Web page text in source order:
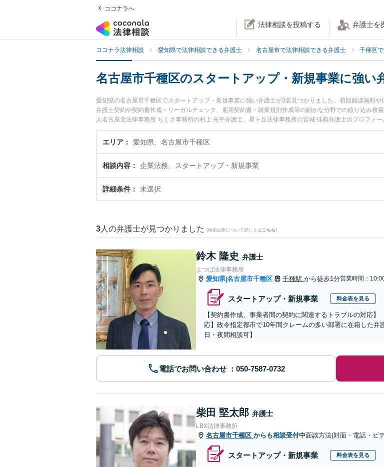
ココナラへ
法律相談を投稿する 弁護士を
ココナラ法律相談 愛知県で法律相談できる弁護士 名古屋市で法律相談できる弁護士 千種区
名古屋市千種区のスタートアップ・新規事業に強い
愛知県の名古屋市千種区でスタートアップ・新規事業に強い弁護士が3名見つかりました。初回面談無料
弁護士契約や契約書作成・リーガルチェック、雇用契約書・就業規則作成等の細かな分野での絞り込み検
人名古屋北法律事務所 ちくさ事務所の村上 光平弁護士、星ヶ丘法律事務所の宮城 佳典弁護士のプロフィ
で土日や夜間に発生したスタートアップ・新規事業のトラブルを今すぐに弁護士に相談したい』『スター
い』『初回相談無料でスタートアップ・新規事業を法律相談できる名古屋市千種区内の弁護士に相談予約
エリア 愛知県、名古屋市千種区
相談内容 企業法務、スタートアップ・新規事業
詳細条件 未選択
3 人の弁護士が見つかりました (検索結果について詳しくは こちら)
鈴木 隆史 弁護士
よつば法律事務所
愛知県|名古屋市千種区 千種駅 から徒歩1分営業時間：
スタートアップ・新規事業 料金表を見る
【契約書作成、事業者間の契約に関連するトラブルの対応
応】政令指定都市で10年間クレームの多い部署に在籍した
日・夜間相談可】
電話でお問い合わせ
柴田 堅太郎 弁護士
LBX法律事務所
名古屋市千種区 からも相談受付中面談方法(対面・電話・ビ
スタートアップ・新規事業 料金表を見る